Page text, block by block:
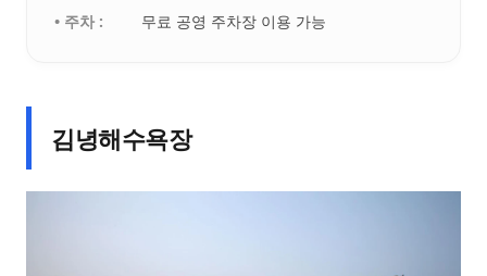
• 주차 : 무료 공영 주차장 이용 가능
김녕해수욕장